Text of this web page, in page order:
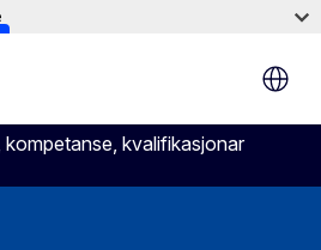
kvalifikasjonar